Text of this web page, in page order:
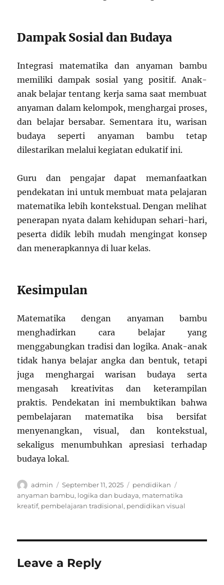
Dampak Sosial dan Budaya
Integrasi matematika dan anyaman bambu
memiliki dampak sosial yang positif. Anak-
anak belajar tentang kerja sama saat membuat
anyaman dalam kelompok, menghargai proses,
dan belajar bersabar. Sementara itu, warisan
budaya seperti anyaman bambu tetap
dilestarikan melalui kegiatan edukatif ini.
Guru dan pengajar dapat memanfaatkan
pendekatan ini untuk membuat mata pelajaran
matematika lebih kontekstual. Dengan melihat
penerapan nyata dalam kehidupan sehari-hari,
peserta didik lebih mudah mengingat konsep
dan menerapkannya di luar kelas.
Kesimpulan
Matematika dengan anyaman bambu
menghadirkan cara belajar yang
menggabungkan tradisi dan logika. Anak-anak
tidak hanya belajar angka dan bentuk, tetapi
juga menghargai warisan budaya serta
mengasah kreativitas dan keterampilan
praktis. Pendekatan ini membuktikan bahwa
pembelajaran matematika bisa bersifat
menyenangkan, visual, dan kontekstual,
sekaligus menumbuhkan apresiasi terhadap
budaya lokal.
Author
admin
Posted
on
September 11, 2025 Categories
pendidikan
anyaman bambu, logika dan budaya, matematika
kreatif, pembelajaran tradisional, pendidikan visual
Leave a Reply